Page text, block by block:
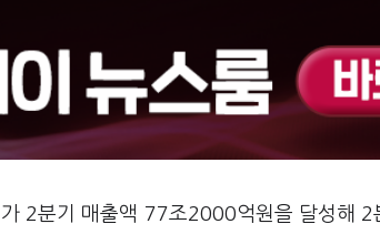
가 2분기 매출액 77조2000억원을 달성해 2